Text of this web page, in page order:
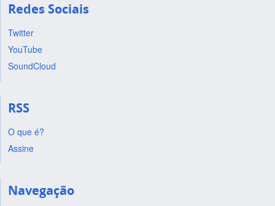
Redes Sociais
Twitter
YouTube
SoundCloud
RSS
O que é?
Assine
Navegação